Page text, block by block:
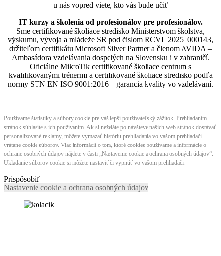
u nás vopred viete, kto vás bude učiť
IT kurzy a školenia od profesionálov pre profesionálov.
Sme certifikované školiace stredisko Ministerstvom školstva,
výskumu, vývoja a mládeže SR pod číslom RCVI_2025_000143,
držiteľom certifikátu Microsoft Silver Partner a členom AVIDA –
Ambasádora vzdelávania dospelých na Slovensku i v zahraničí.​​​​​​​​​​​​​​​​
Oficiálne MikroTik certifikované školiace centrum s
kvalifikovanými trénermi ​​​​​​​​​​a certifikované školiace stredisko podľa
normy STN EN ISO 9001:2016 – garancia kvality vo vzdelávaní.
Používame štatistiky a súbory cookie pre váš lepší používateľský zážitok. Prehliadaním
stránok súhlasíte s ich používaním. Ak si neželáte po návšteve našich web stránok dostávať
personalizované reklamy, môžete vymazať históriu prehliadania vo vašom prehliadači
vrátane cookie súborov. Viac informácií o tom, ktoré cookies používame a informácie o
ochrane osobných údajov nájdete v časti „Nastavenie cookie a ochrana osobných údajov“.
Ukladanie súborov cookie si môžete nastaviť či vypnúť vo vašom prehliadači.
Prispôsobiť
Nastavenie cookie a ochrana osobných údajov